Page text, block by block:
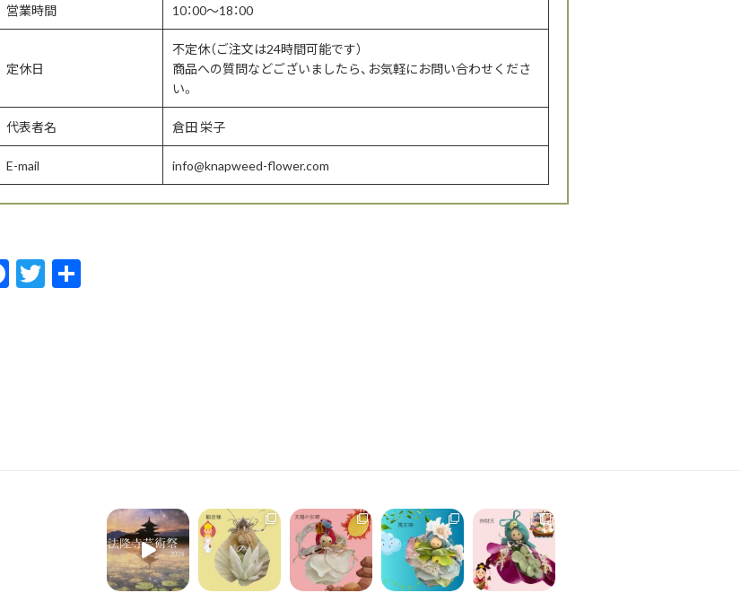
営業時間 10：00～18：00
定休日
不定休（ご注文は24時間可能です）
商品への質問などございましたら、お気軽にお問い合わせくださ
い。
代表者名 倉田 栄子
E-mail info@knapweed-flower.com
F
ac
T
w